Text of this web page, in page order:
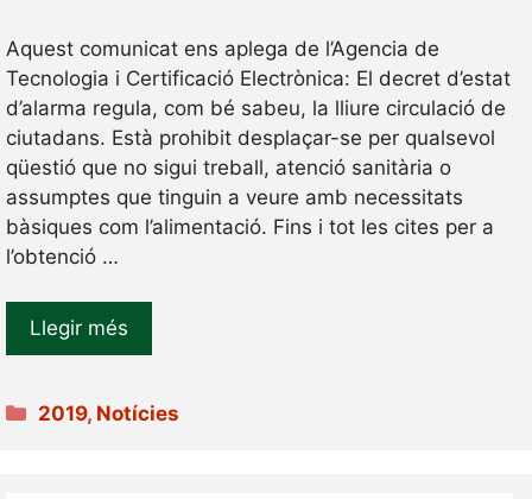
Aquest comunicat ens aplega de l’Agencia de
Tecnologia i Certificació Electrònica: El decret d’estat
d’alarma regula, com bé sabeu, la lliure circulació de
ciutadans. Està prohibit desplaçar-se per qualsevol
qüestió que no sigui treball, atenció sanitària o
assumptes que tinguin a veure amb necessitats
bàsiques com l’alimentació. Fins i tot les cites per a
l’obtenció …
Llegir més
Categories
2019, Notícies